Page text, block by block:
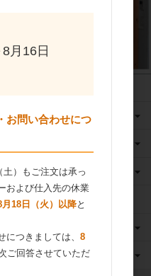
月16日
お問い合わせにつ
）もご注文は承っ
および仕入先の休業
月18日（火）以降と
につきましては、 8
ご回答させていただ